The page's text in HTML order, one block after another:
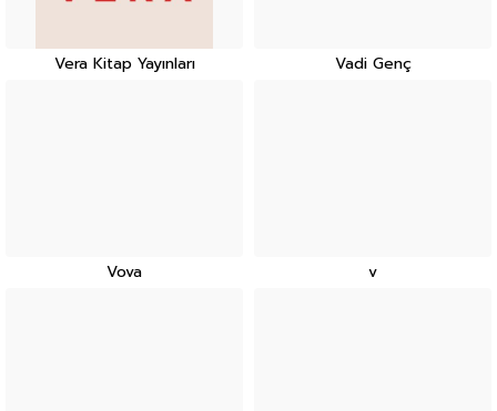
Vera Kitap Yayınları Vadi Genç
Vova v